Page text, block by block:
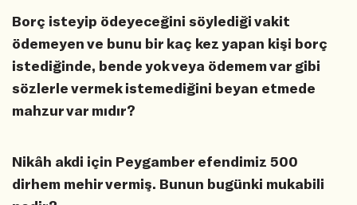
Borç isteyip ödeyeceğini söylediği vakit
ödemeyen ve bunu bir kaç kez yapan kişi borç
istediğinde, bende yok veya ödemem var gibi
sözlerle vermek istemediğini beyan etmede
mahzur var mıdır?
Nikâh akdi için Peygamber efendimiz 500
dirhem mehir vermiş. Bunun bugünki mukabili